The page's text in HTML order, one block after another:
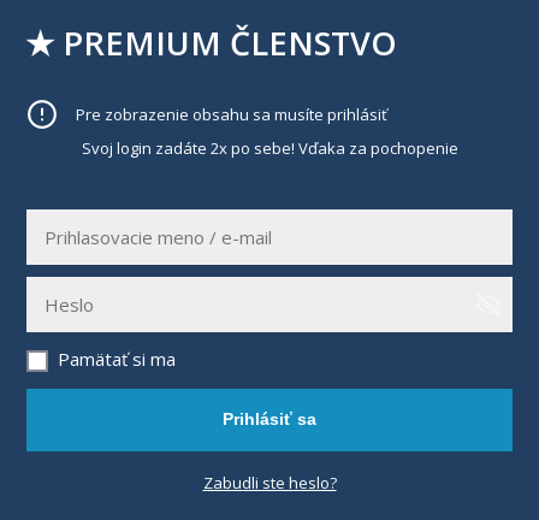
★ PREMIUM ČLENSTVO
Pre zobrazenie obsahu sa musíte prihlásiť
Svoj login zadáte 2x po sebe! Vďaka za pochopenie
Pamätať si ma
Prihlásiť sa
Zabudli ste heslo?